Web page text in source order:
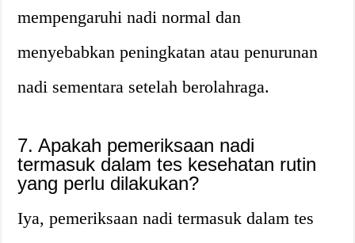
mempengaruhi nadi normal dan
menyebabkan peningkatan atau penurunan
nadi sementara setelah berolahraga.
7. Apakah pemeriksaan nadi
termasuk dalam tes kesehatan rutin
yang perlu dilakukan?
Iya, pemeriksaan nadi termasuk dalam tes